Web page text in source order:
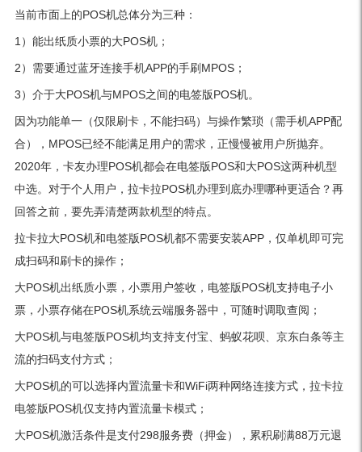
当前市面上的POS机总体分为三种：
1）能出纸质小票的大POS机；
2）需要通过蓝牙连接手机APP的手刷MPOS；
3）介于大POS机与MPOS之间的电签版POS机。
因为功能单一（仅限刷卡，不能扫码）与操作繁琐（需手机APP配
合），MPOS已经不能满足用户的需求，正慢慢被用户所抛弃。
2020年，卡友办理POS机都会在电签版POS和大POS这两种机型
中选。对于个人用户，拉卡拉POS机办理到底办理哪种更适合？再
回答之前，要先弄清楚两款机型的特点。
拉卡拉大POS机和电签版POS机都不需要安装APP，仅单机即可完
成扫码和刷卡的操作；
大POS机出纸质小票，小票用户签收，电签版POS机支持电子小
票，小票存储在POS机系统云端服务器中，可随时调取查阅；
大POS机与电签版POS机均支持支付宝、蚂蚁花呗、京东白条等主
流的扫码支付方式；
大POS机的可以选择内置流量卡和WiFi两种网络连接方式，拉卡拉
电签版POS机仅支持内置流量卡模式；
大POS机激活条件是支付298服务费（押金），累积刷满88万元退